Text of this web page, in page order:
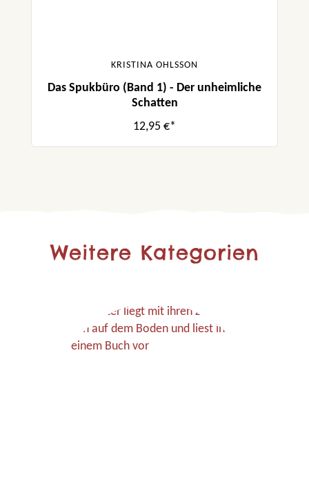
KRISTINA OHLSSON
Das Spukbüro (Band 1) - Der unheimliche
Schatten
12,95 €*
Weitere Kategorien